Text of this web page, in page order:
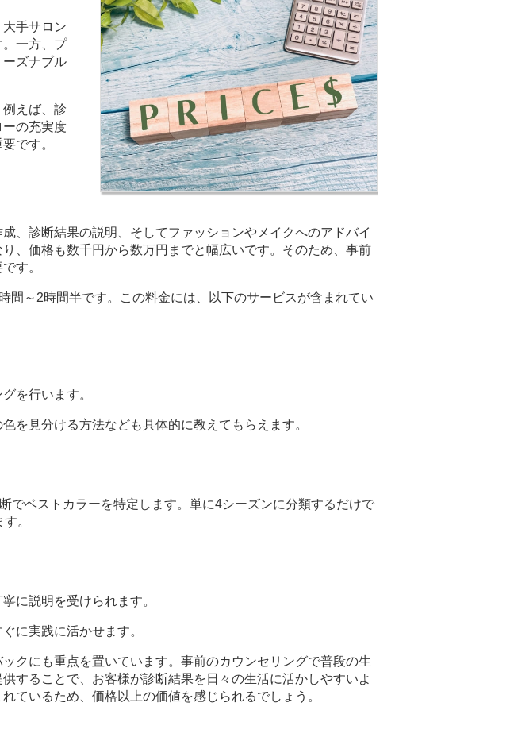
手サロン
一方、プ
ズナブル
えば、診
の充実度
です。
、診断結果の説明、そしてファッションやメイクへのアドバイ
、価格も数千円から数万円までと幅広いです。そのため、事前
す。
間～2時間半です。この料金には、以下のサービスが含まれてい
を行います。
を見分ける方法なども具体的に教えてもらえます。
でベストカラーを特定します。単に4シーズンに分類するだけで
。
に説明を受けられます。
に実践に活かせます。
クにも重点を置いています。事前のカウンセリングで普段の生
することで、お客様が診断結果を日々の生活に活かしやすいよ
ているため、価格以上の価値を感じられるでしょう。